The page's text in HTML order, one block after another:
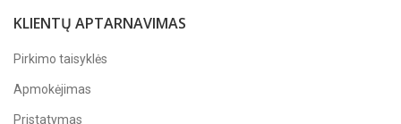
KLIENTŲ APTARNAVIMAS
Pirkimo taisyklės
Apmokėjimas
Pristatymas